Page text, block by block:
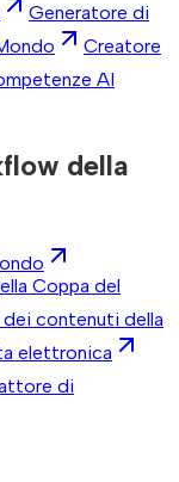
Generatore di
Creatore
AI
della
Coppa del
contenuti della
elettronica
di